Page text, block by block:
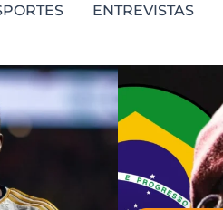
ENTREVISTAS